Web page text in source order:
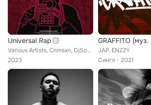
Universal Rap
Various Artists, Crimsxn, DjSouth404, Yung Varg, GrystiDryg, brazy bash, Цена Смеха, Sabbit, Dackrees, Amigo, Myk33, Gribby, Hap...
2023
GRAFFITO (муз.
JAP, ENZZY
Сингл
2021